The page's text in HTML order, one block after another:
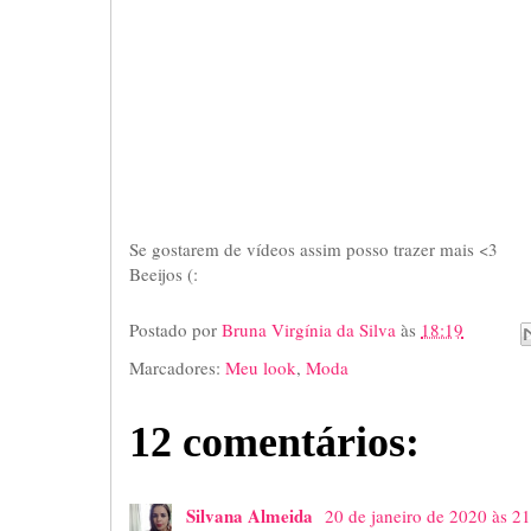
Se gostarem de vídeos assim posso trazer mais <3
Beeijos (:
Postado por Bruna Virgínia da Silva às 18:19
Marcadores: Meu look, Moda
12 comentários:
Silvana Almeida 20 de janeiro de 2020 às